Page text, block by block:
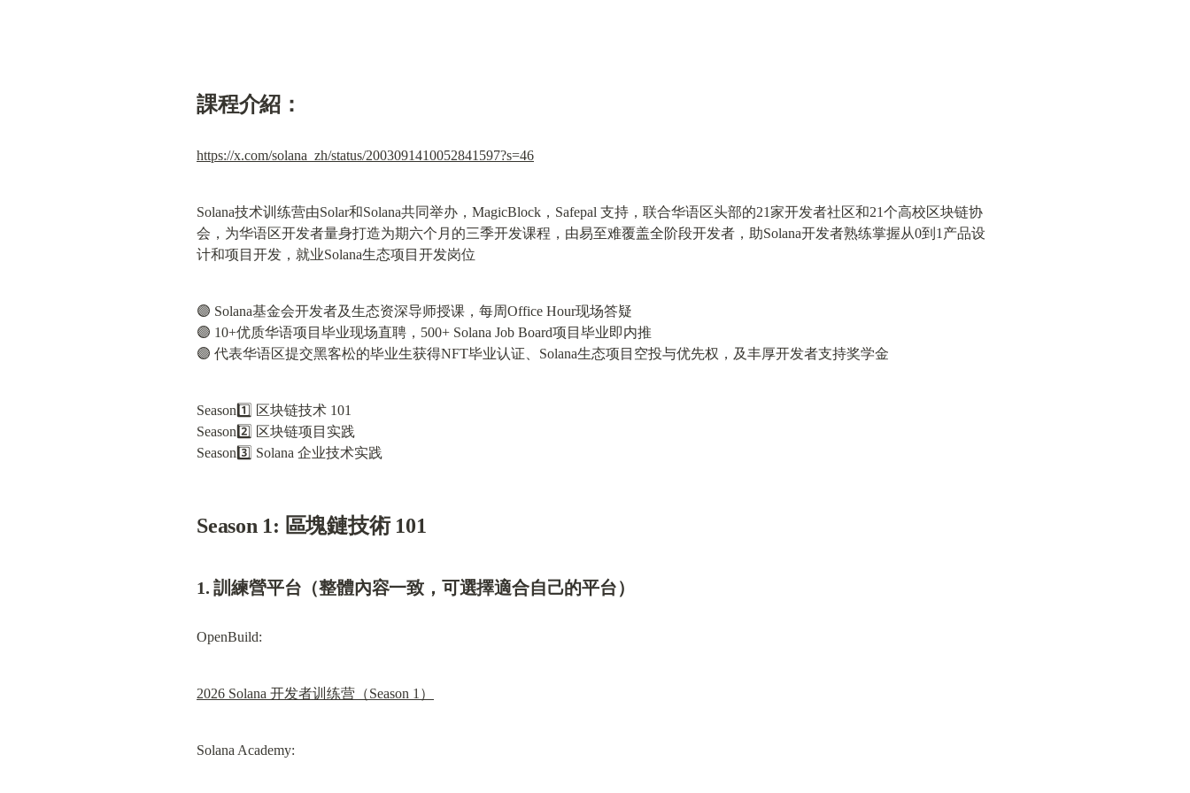
課程介紹：
https://x.com/solana_zh/status/2003091410052841597?s=46
Solana技术训练营由Solar和Solana共同举办，MagicBlock，Safepal 支持，联合华语区头部的21家开发者社区和21个高校区块链协
会，为华语区开发者量身打造为期六个月的三季开发课程，由易至难覆盖全阶段开发者，助Solana开发者熟练掌握从0到1产品设
计和项目开发，就业Solana生态项目开发岗位
🟣 Solana基金会开发者及生态资深导师授课，每周Office Hour现场答疑
🟣 10+优质华语项目毕业现场直聘，500+ Solana Job Board项目毕业即内推
🟣 代表华语区提交黑客松的毕业生获得NFT毕业认证、Solana生态项目空投与优先权，及丰厚开发者支持奖学金
Season1️⃣ 区块链技术 101
Season2️⃣ 区块链项目实践
Season3️⃣ Solana 企业技术实践
Season 1: 區塊鏈技術 101
1. 訓練營平台（整體內容一致，可選擇適合自己的平台）
OpenBuild:
2026 Solana 开发者训练营（Season 1）
Solana Academy: